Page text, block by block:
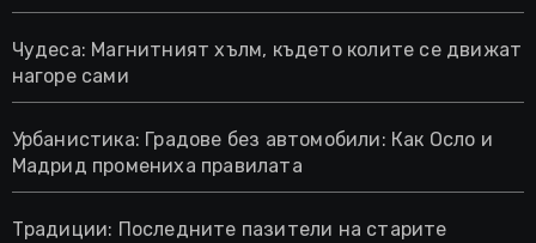
Чудеса: Магнитният хълм, където колите се движат
нагоре сами
Урбанистика: Градове без автомобили: Как Осло и
Мадрид промениха правилата
Традиции: Последните пазители на старите